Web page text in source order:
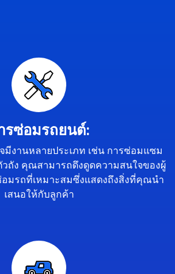
รซ่อมรถยนต์:
งานหลายประเภท เช่น การซ่อมแซม
วถัง คุณสามารถดึงดูดความสนใจของผู้
มรถที่เหมาะสมซึ่งแสดงถึงสิ่งที่คุณนำ
เสนอให้กับลูกค้า